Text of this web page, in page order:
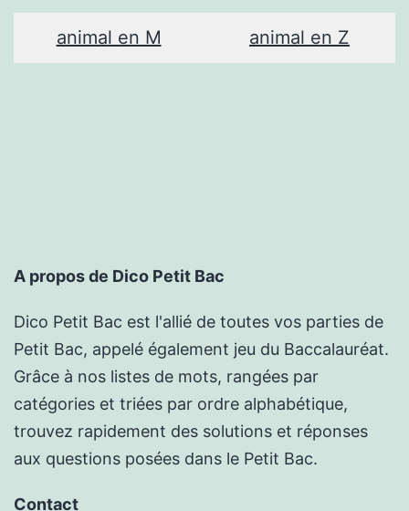
animal en M animal en Z
A propos de Dico Petit Bac
Dico Petit Bac est l'allié de toutes vos parties de
Petit Bac, appelé également jeu du Baccalauréat.
Grâce à nos listes de mots, rangées par
catégories et triées par ordre alphabétique,
trouvez rapidement des solutions et réponses
aux questions posées dans le Petit Bac.
Contact